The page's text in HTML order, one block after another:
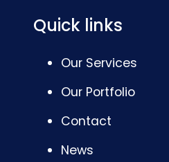
Quick links
Our Services
Our Portfolio
Contact
News